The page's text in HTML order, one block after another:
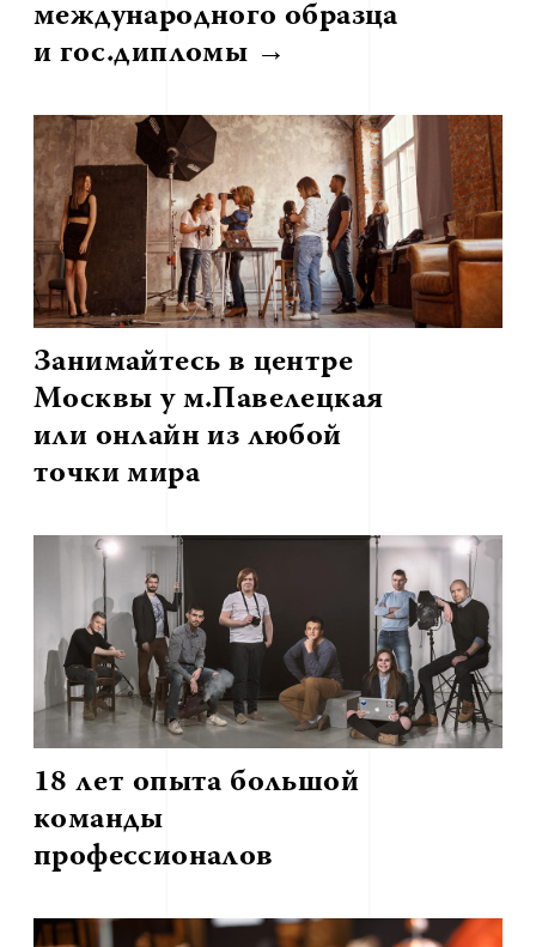
международного образца
и гос.дипломы →
Занимайтесь в центре
Москвы у м.Павелецкая
или онлайн из любой
точки мира
18 лет опыта большой
команды
профессионалов